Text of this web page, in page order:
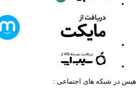
هیس در شبکه های اجتماعی :